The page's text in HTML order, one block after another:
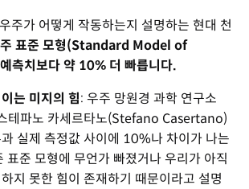
주가 어떻게 작동하는지 설명하는 현대 천
표준 모형(Standard Model of
측치보다 약 10% 더 빠릅니다.
는 미지의 힘: 우주 망원경 과학 연구소
테파노 카세르타노(Stefano Casertano)
실제 측정값 사이에 10%나 차이가 나는
표준 모형에 무언가 빠졌거나 우리가 아직
지 못한 힘이 존재하기 때문이라고 설명